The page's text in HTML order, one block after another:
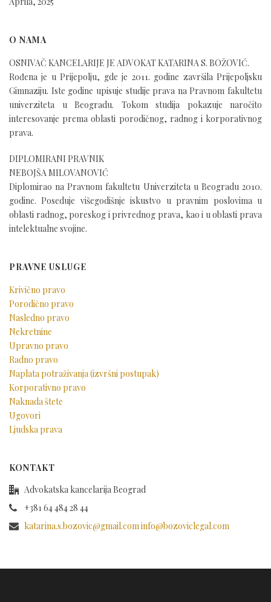
O NAMA
OSNIVAČ KANCELARIJE JE ADVOKAT KATARINA S. BOŽOVIĆ.
Rođena je u Prijepolju, gde je 2011. godine završila Prijepoljsku
Gimnaziju. Iste godine upisuje studije prava na Pravnom fakultetu
univerziteta u Beogradu. Tokom studija pokazuje naročito
interesovanje prema oblasti porodičnog, radnog i korporativnog
prava.
DIPLOMIRANI PRAVNIK
NEBOJŠA MILOVANOVIĆ
Diplomirao na Pravnom fakultetu Univerziteta u Beogradu 2010.
godine. Poseduje višegodišnje iskustvo u pravnim poslovima u
oblasti radnog, poreskog i privrednog prava, kao i u oblasti prava
intelektualne svojine.
PRAVNE USLUGE
Krivično pravo
Porodično pravo
Nasledno pravo
Nekretnine
Upravno pravo
Radno pravo
Naplata potraživanja (izvršni postupak)
Korporativno pravo
Naknada štete
Ugovori
Ljudska prava
KONTAKT
Advokatska kancelarija Beograd
+381 64 484 28 44
katarina.s.bozovic@gmail.com info@bozoviclegal.com